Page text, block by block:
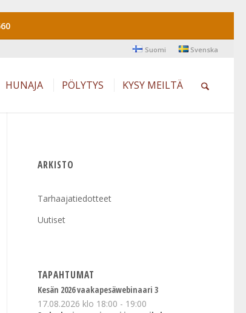
Suomi Svenska
HUNAJA PÖLYTYS KYSY MEILTÄ
ARKISTO
Tarhaajatiedotteet
Uutiset
TAPAHTUMAT
Kesän 2026 vaakapesäwebinaari 3
17.08.2026 klo 18:00 - 19:00